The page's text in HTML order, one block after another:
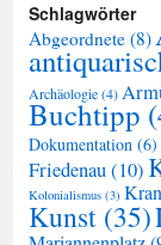
Schlagwörter
Abgeordnete (8)
Archäologie(4)
Buchtipp
Dokumentation (6)
Friedenau(10)
Kolonialismus (3)
Kunst (35)